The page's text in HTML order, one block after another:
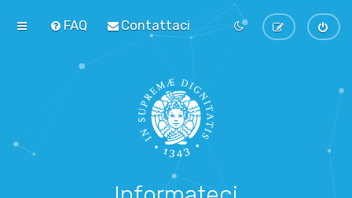
FAQ Contattaci